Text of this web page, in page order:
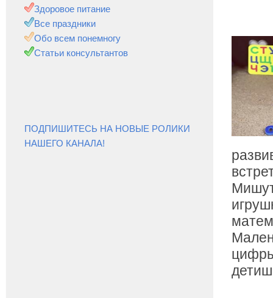
Здоровое питание
Все праздники
Обо всем понемногу
Статьи консультантов
ПОДПИШИТЕСЬ НА НОВЫЕ РОЛИКИ
НАШЕГО КАНАЛА!